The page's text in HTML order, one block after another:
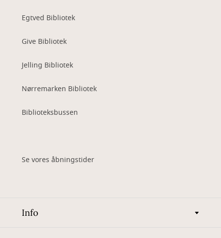
Egtved Bibliotek
Give Bibliotek
Jelling Bibliotek
Nørremarken Bibliotek
Biblioteksbussen
Se vores åbningstider
Info